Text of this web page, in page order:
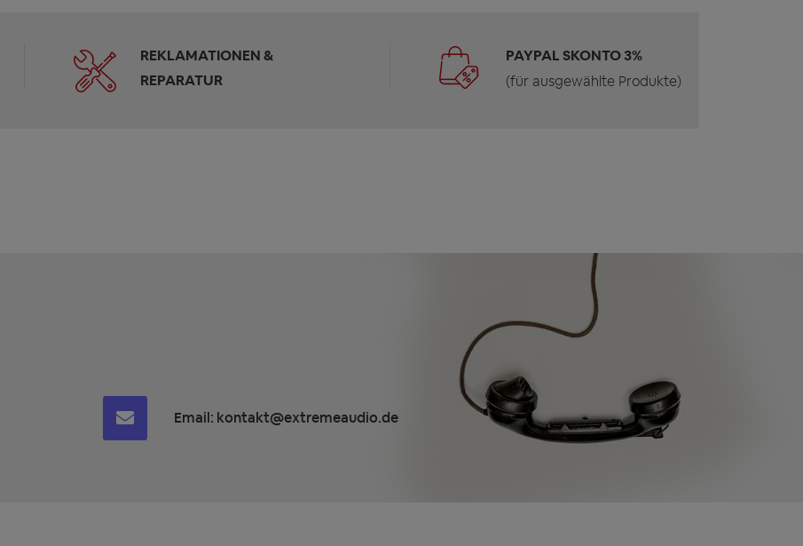
REKLAMATIONEN &
REPARATUR
PAYPAL SKONTO 3%
(für ausgewählte Produkte)
Email: kontakt@extremeaudio.de